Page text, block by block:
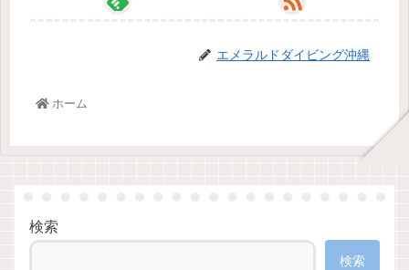
エメラルドダイビング沖縄
ホーム
検索
検索